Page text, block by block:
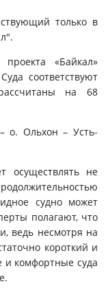
только в
«Байкал»
соответствуют
на 68
о. Ольхон – Усть-
осуществлять не
судно может
полагают, что
ведь несмотря на
короткий и
и комфортные суда